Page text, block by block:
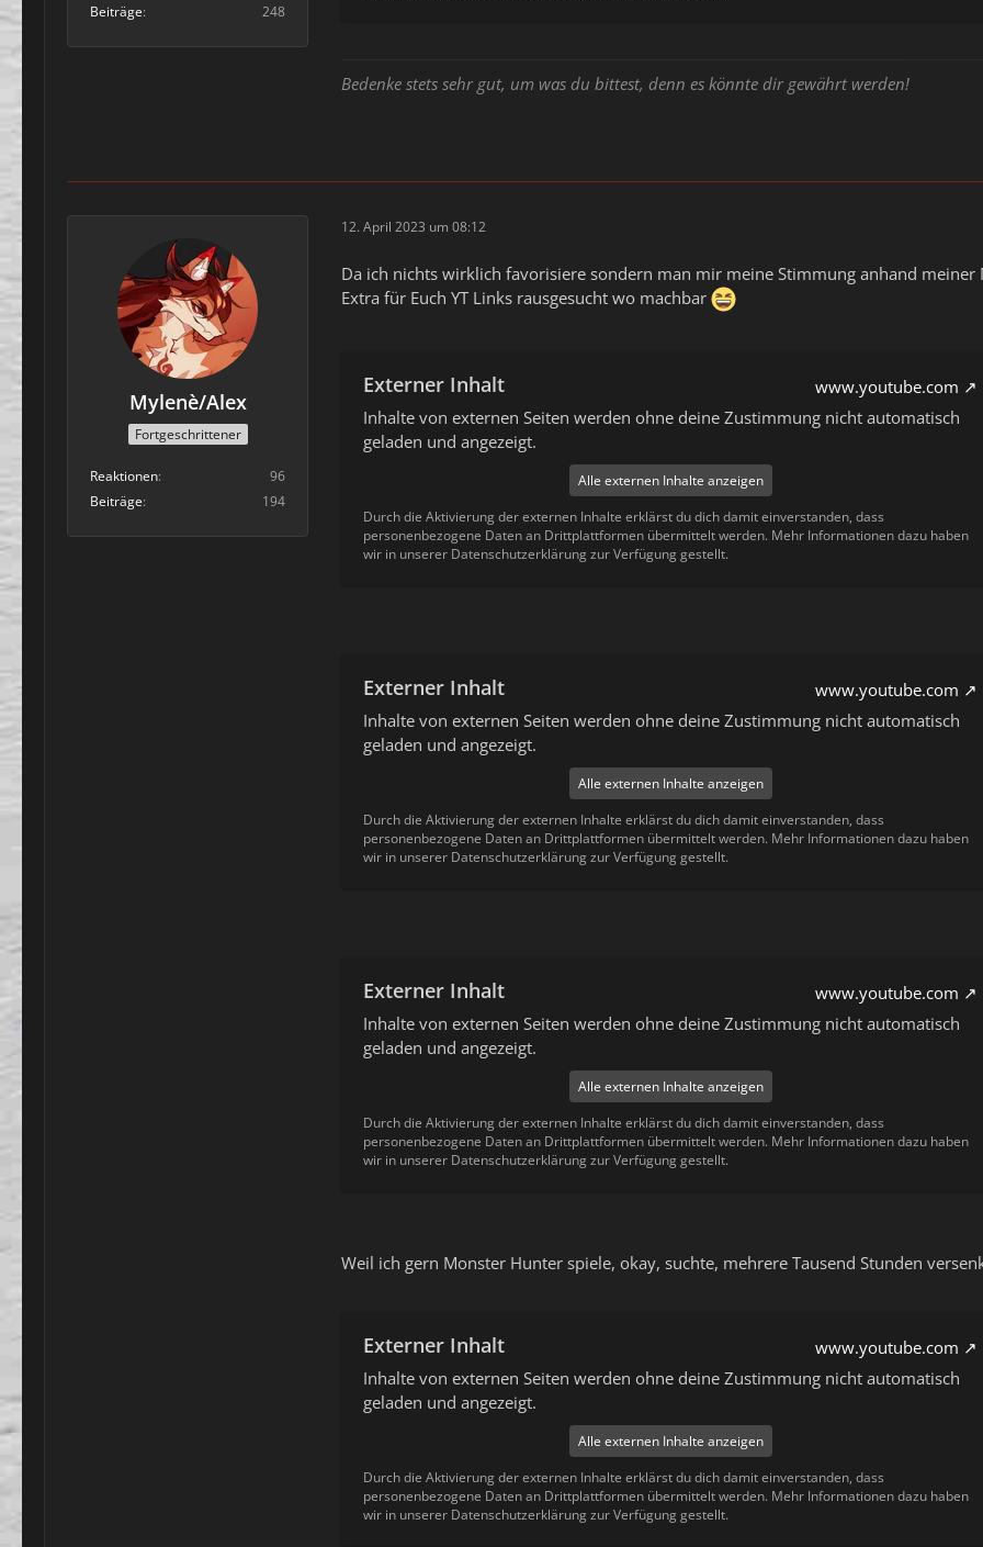
Beiträge
248
Bedenke stets sehr gut, um was du bittest, denn es könnte dir gewährt werden!
Mylenè/Alex
Fortgeschrittener
Reaktionen
96
Beiträge
194
12. April 2023 um 08:12
Da ich nichts wirklich favorisiere sondern man mir meine Stimmung anhand meiner
Extra für Euch YT Links rausgesucht wo machbar
Externer Inhalt
www.youtube.com
Inhalte von externen Seiten werden ohne deine Zustimmung nicht automatisch
geladen und angezeigt.
Alle externen Inhalte anzeigen
Durch die Aktivierung der externen Inhalte erklärst du dich damit einverstanden, dass
personenbezogene Daten an Drittplattformen übermittelt werden. Mehr Informationen dazu haben
wir in unserer Datenschutzerklärung zur Verfügung gestellt.
Externer Inhalt
www.youtube.com
Inhalte von externen Seiten werden ohne deine Zustimmung nicht automatisch
geladen und angezeigt.
Alle externen Inhalte anzeigen
Durch die Aktivierung der externen Inhalte erklärst du dich damit einverstanden, dass
personenbezogene Daten an Drittplattformen übermittelt werden. Mehr Informationen dazu haben
wir in unserer Datenschutzerklärung zur Verfügung gestellt.
Externer Inhalt
www.youtube.com
Inhalte von externen Seiten werden ohne deine Zustimmung nicht automatisch
geladen und angezeigt.
Alle externen Inhalte anzeigen
Durch die Aktivierung der externen Inhalte erklärst du dich damit einverstanden, dass
personenbezogene Daten an Drittplattformen übermittelt werden. Mehr Informationen dazu haben
wir in unserer Datenschutzerklärung zur Verfügung gestellt.
Weil ich gern Monster Hunter spiele, okay, suchte, mehrere Tausend Stunden
Externer Inhalt
www.youtube.com
Inhalte von externen Seiten werden ohne deine Zustimmung nicht automatisch
geladen und angezeigt.
Alle externen Inhalte anzeigen
Durch die Aktivierung der externen Inhalte erklärst du dich damit einverstanden, dass
personenbezogene Daten an Drittplattformen übermittelt werden. Mehr Informationen dazu haben
wir in unserer Datenschutzerklärung zur Verfügung gestellt.